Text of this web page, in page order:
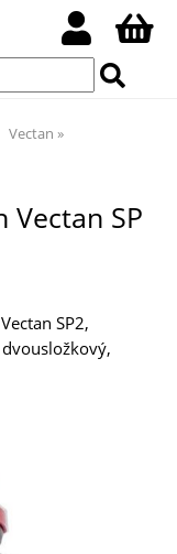
Vectan
Vectan SP
SP2,